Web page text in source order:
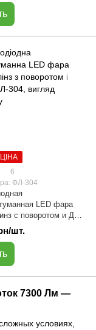
6
ФЛ-304
LED фара
с поворотом и ДХВ
шт.
7300 Лм —
условиях,